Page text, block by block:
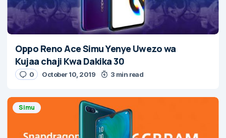
Oppo Reno Ace Simu Yenye Uwezo wa
Kujaa chaji Kwa Dakika 30
0 October 10, 2019 3 min read
Simu